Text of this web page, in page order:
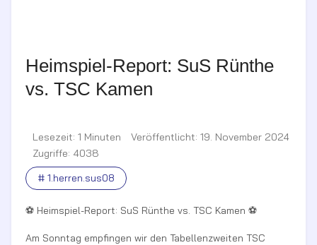
Heimspiel-Report: SuS Rünthe
vs. TSC Kamen
Lesezeit: 1 Minuten
Veröffentlicht: 19. November 2024
Zugriffe: 4038
# 1.herren.sus08
⚽ Heimspiel-Report: SuS Rünthe vs. TSC Kamen ⚽
Am Sonntag empfingen wir den Tabellenzweiten TSC